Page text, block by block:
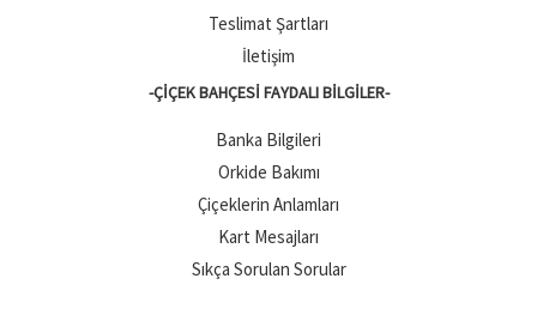
Teslimat Şartları
İletişim
-ÇIÇEK BAHÇESI FAYDALI BILGILER-
Banka Bilgileri
Orkide Bakımı
Çiçeklerin Anlamları
Kart Mesajları
Sıkça Sorulan Sorular